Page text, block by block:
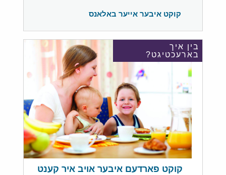
קוקט איבער אייער באלאנס
בין איך
בארעכטיגט?
קוקט פארדעם איבער אויב איר קענט